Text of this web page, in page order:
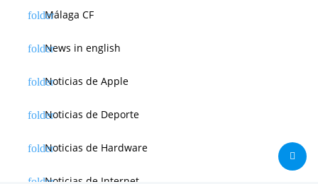
Málaga CF
News in english
Noticias de Apple
Noticias de Deporte
Noticias de Hardware
Noticias de Internet